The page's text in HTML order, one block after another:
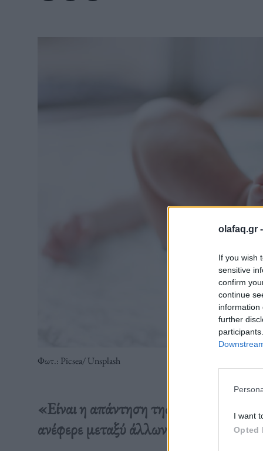
olafaq.gr -
If you wish
sensitive
confirm
continue
information
further
I want
Opted
Φωτ.: Picsea/ Unsplash
«Είναι η απάντηση της κυβέρνησης
ανέφερε μεταξύ άλλων ο Κωστής